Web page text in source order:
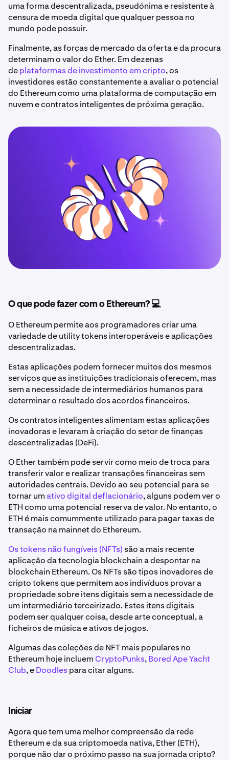
uma forma descentralizada, pseudónima e resistente à
censura de moeda digital que qualquer pessoa no
mundo pode possuir.
Finalmente, as forças de mercado da oferta e da procura
determinam o valor do Ether. Em dezenas
deplataformas de investimento em cripto, os
investidores estão constantemente a avaliar o potencial
do Ethereum como uma plataforma de computação em
nuvem e contratos inteligentes de próxima geração.
O que pode fazer com o Ethereum? 💻
O Ethereum permite aos programadores criar uma
variedade de utility tokens interoperáveis e aplicações
descentralizadas.
Estas aplicações podem fornecer muitos dos mesmos
serviços que as instituições tradicionais oferecem, mas
sem a necessidade de intermediários humanos para
determinar o resultado dos acordos financeiros.
Os contratos inteligentes alimentam estas aplicações
inovadoras e levaram à criação do setor de finanças
descentralizadas (DeFi).
O Ether também pode servir como meio de troca para
transferir valor e realizar transações financeiras sem
autoridades centrais. Devido ao seu potencial para se
tornar umativo digital deflacionário, alguns podem ver o
ETH como uma potencial reserva de valor. No entanto, o
ETH é mais comummente utilizado para pagar taxas de
transação na mainnet do Ethereum.
Os tokens não fungíveis (NFTs) são a mais recente
aplicação da tecnologia blockchain a despontar na
blockchain Ethereum. Os NFTs são tipos inovadores de
cripto tokens que permitem aos indivíduos provar a
propriedade sobre itens digitais sem a necessidade de
um intermediário terceirizado. Estes itens digitais
podem ser qualquer coisa, desde arte conceptual, a
ficheiros de música e ativos de jogos.
Algumas das coleções de NFT mais populares no
Ethereum hoje incluem CryptoPunks,Bored Ape Yacht
Club, eDoodlespara citar alguns.
Iniciar
Agora que tem uma melhor compreensão da rede
Ethereum e da sua criptomoeda nativa, Ether (ETH),
porque não dar o próximo passo na sua jornada cripto?